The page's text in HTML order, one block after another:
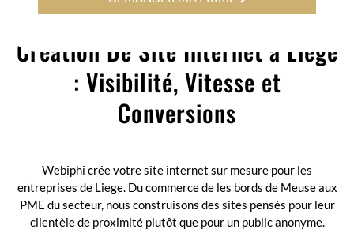
Création De Site Internet à Liege
: Visibilité, Vitesse et
Conversions
Webiphi est une agence digitale à Bruxelles, spécialisée dans le
développement web sur-mesure, la création de sites performants et
Webiphi crée votre site internet sur mesure pour les
entreprises de Liege. Du commerce de les bords de Meuse aux
PME du secteur, nous construisons des sites pensés pour leur
clientèle de proximité plutôt que pour un public anonyme.